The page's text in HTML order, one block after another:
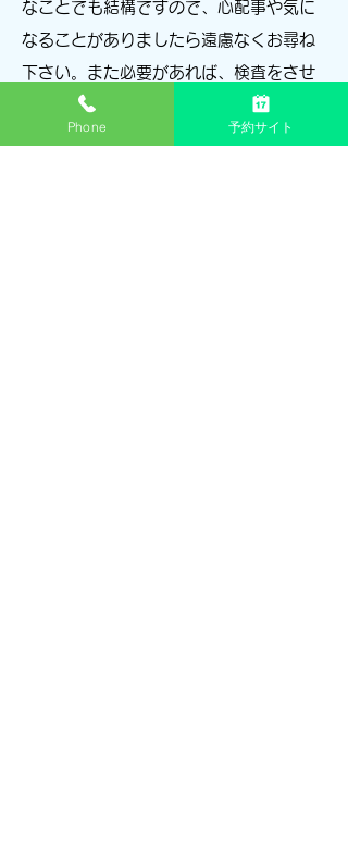
なことでも結構ですので、心配事や気に
なることがありましたら遠慮なくお尋ね
下さい。また必要があれば、検査をさせ
ていただきます。
Phone 予約サイト